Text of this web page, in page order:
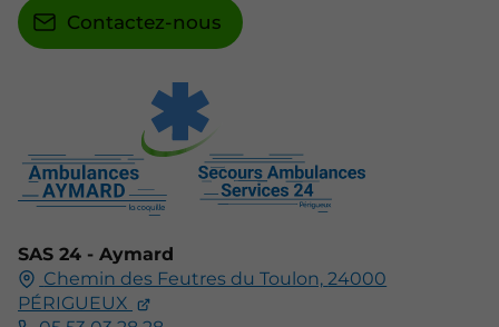
SAS 24 - Aymard
Chemin des Feutres du Toulon, 24000
PÉRIGUEUX
Contactez-nous